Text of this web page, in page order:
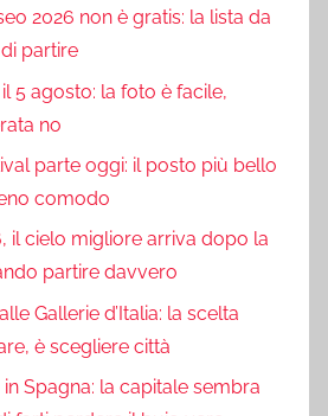
2026 non è gratis: la lista da
partire
5 agosto: la foto è facile,
no
parte oggi: il posto più bello
comodo
il cielo migliore arriva dopo la
partire davvero
Gallerie d’Italia: la scelta
è scegliere città
Spagna: la capitale sembra